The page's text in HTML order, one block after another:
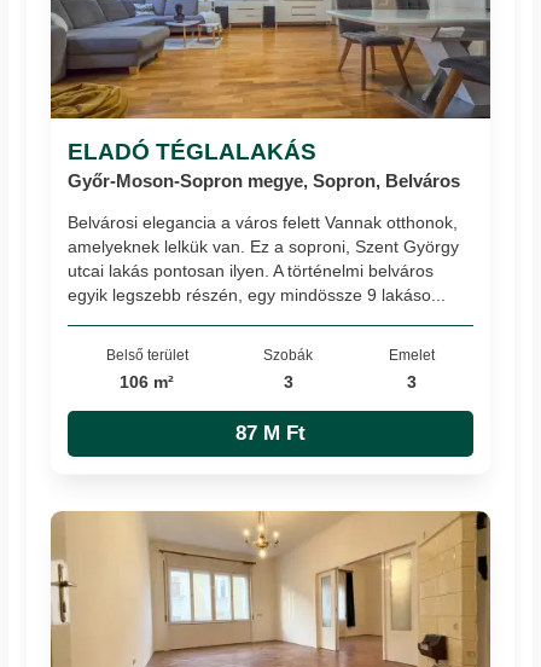
ELADÓ TÉGLALAKÁS
Győr-Moson-Sopron megye, Sopron, Belváros
Belvárosi elegancia a város felett Vannak otthonok,
amelyeknek lelkük van. Ez a soproni, Szent György
utcai lakás pontosan ilyen. A történelmi belváros
egyik legszebb részén, egy mindössze 9 lakáso...
Belső terület
106 m²
Szobák
3
Emelet
3
87 M Ft